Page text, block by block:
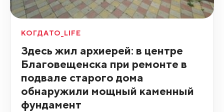
КОГДАТО_LIFE
Здесь жил архиерей: в центре
Благовещенска при ремонте в
подвале старого дома
обнаружили мощный каменный
фундамент